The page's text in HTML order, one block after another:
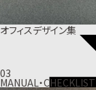
オフィスデザイン集
03
MANUAL・CHECKLIST